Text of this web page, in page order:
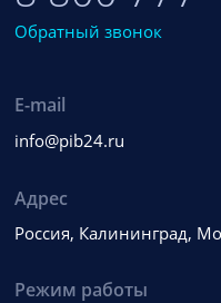
Обратный звонок
E-mail
info@pib24.ru
Адрес
Россия, Калининград,
Режим работы